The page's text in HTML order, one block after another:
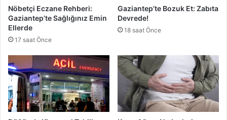
z
g
r
:
Ç
a
t
ı
u
Nöbetçi Eczane Rehberi:
Gaziantep’te Sağlığınız Emin
Ellerde
17 saat Önce
Gaziantep’te Bozuk Et: Zabıta
Devrede!
18 saat Önce